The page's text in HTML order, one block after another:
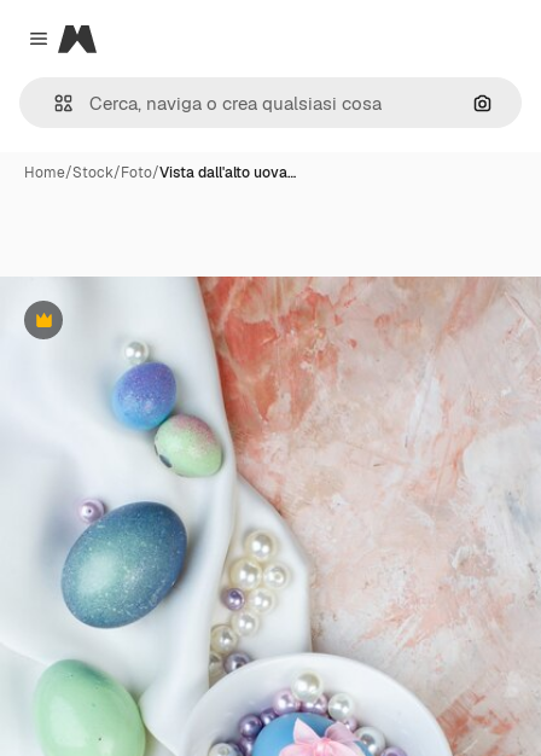
Close menu
Magnific
Cerca
Home/Stock/Foto/Vista dall'alto uova…
Premium